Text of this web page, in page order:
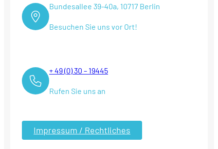
Bundesallee 39-40a, 10717 Berlin
Besuchen Sie uns vor Ort!
+ 49 (0) 30 – 19445
Rufen Sie uns an
Impressum / Rechtliches